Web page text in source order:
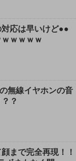
対応は早いけど●●
ｗｗｗｗ
無線イヤホンの音
？
まで完全再現！！